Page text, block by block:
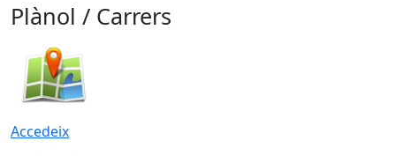
Plànol / Carrers
Accedeix